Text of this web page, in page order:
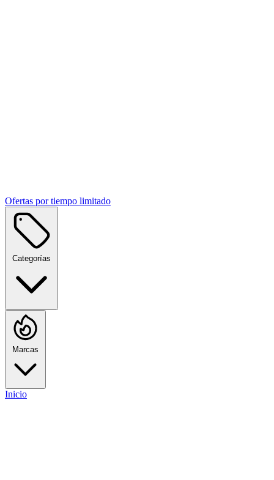
Ofertas por tiempo limitado
Categorías
Marcas
Inicio